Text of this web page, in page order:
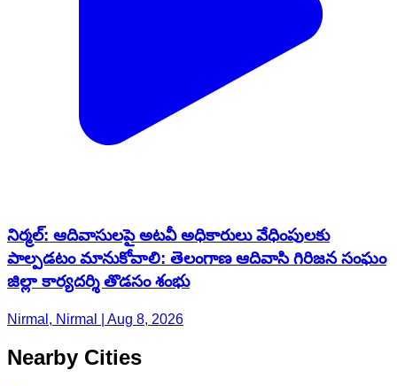
నిర్మల్: ఆదివాసులపై అటవీ అధికారులు వేధింపులకు
పాల్పడటం మానుకోవాలి: తెలంగాణ ఆదివాసి గిరిజన సంఘం
జిల్లా కార్యదర్శి తొడసం శంభు
Nirmal, Nirmal | Aug 8, 2026
Nearby Cities